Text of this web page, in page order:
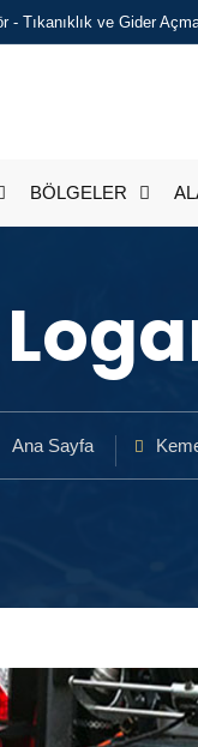
- Tıkanıklık ve Gider
BÖLGELER
Ana Sayfa